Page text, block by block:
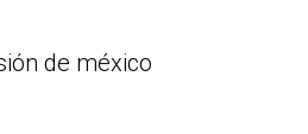
de méxico